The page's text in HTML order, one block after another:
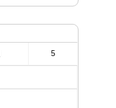
5